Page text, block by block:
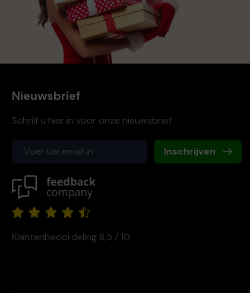
Nieuwsbrief
Schrijf u hier in voor onze nieuwsbrief
Inschrijven
Klantenbeoordeling 8,5 / 10